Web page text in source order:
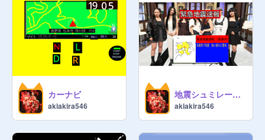
カーナビ
akiakira546
地震シュミレーション 未完成
akiakira546